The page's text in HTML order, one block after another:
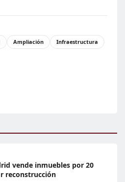
Ampliación
Infraestructura
vende inmuebles por 20
reconstrucción